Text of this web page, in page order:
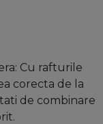
Cu rafturile
corecta de la
de combinare